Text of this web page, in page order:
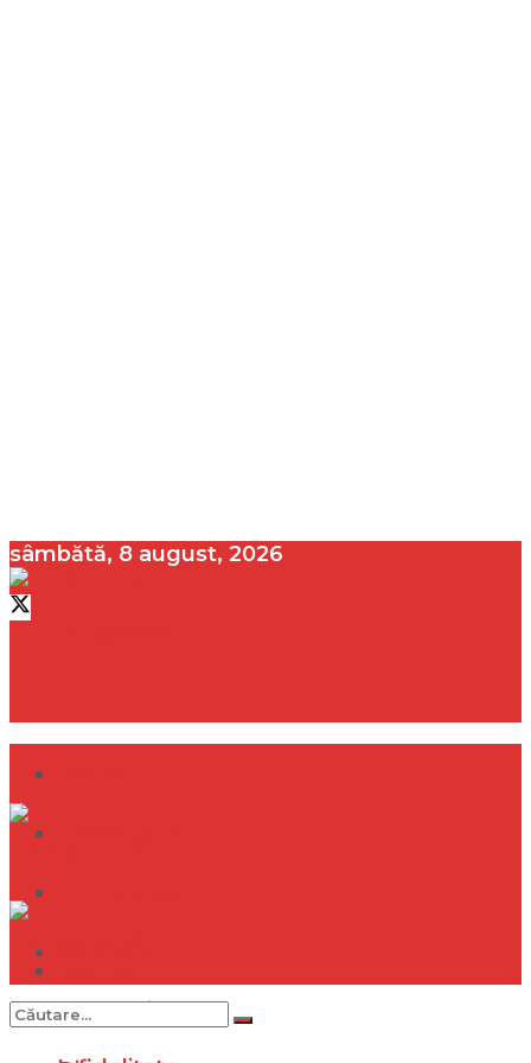
sâmbătă, 8 august, 2026
Internațional